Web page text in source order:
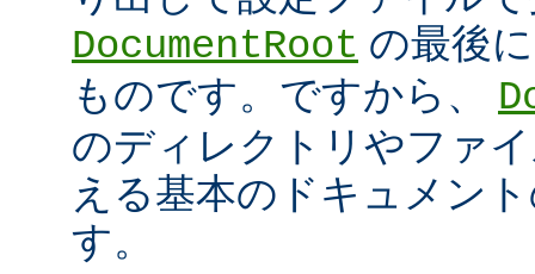
DocumentRoot の最後
ものです。ですから、
のディレクトリやファ
える基本のドキュメン
す。